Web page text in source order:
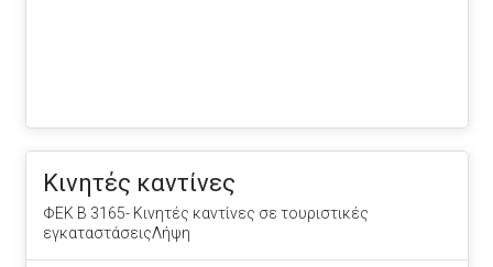
Κινητές καντίνες
ΦΕΚ Β 3165- Κινητές καντίνες σε τουριστικές
εγκαταστάσειςΛήψη